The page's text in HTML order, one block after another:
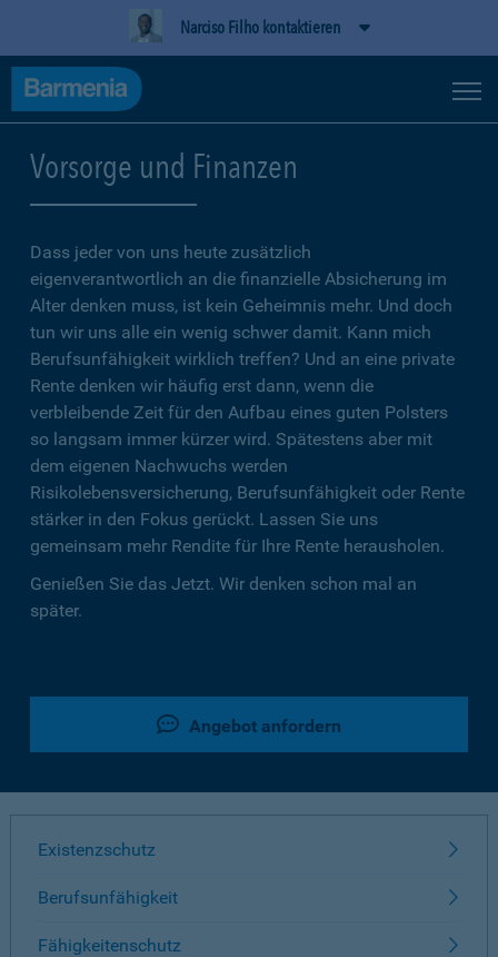
Narciso Filho kontaktieren
Vorsorge und Finanzen
Dass jeder von uns heute zusätzlich
eigenverantwortlich an die finanzielle Absicherung im
Alter denken muss, ist kein Geheimnis mehr. Und doch
tun wir uns alle ein wenig schwer damit. Kann mich
Berufsunfähigkeit wirklich treffen? Und an eine private
Rente denken wir häufig erst dann, wenn die
verbleibende Zeit für den Aufbau eines guten Polsters
so langsam immer kürzer wird. Spätestens aber mit
dem eigenen Nachwuchs werden
Risikolebensversicherung, Berufsunfähigkeit oder Rente
stärker in den Fokus gerückt. Lassen Sie uns
gemeinsam mehr Rendite für Ihre Rente herausholen.
Genießen Sie das Jetzt. Wir denken schon mal an
später.
Angebot anfordern
Existenzschutz
Berufsunfähigkeit
Fähigkeitenschutz